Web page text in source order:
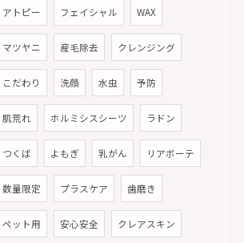
アトピー フェイシャル WAX
マツヤニ 産毛除去 クレンジング
こだわり 洗顔 水虫 予防
肌荒れ ホルミシスシーツ ラドン
つくば よもぎ 乳がん リアボーテ
数量限定 プラスケア 歯磨き
ペット用 安心安全 クレアスキン